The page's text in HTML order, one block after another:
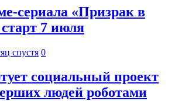
сериала «Призрак в
7 июля
спустя 0
социальный проект
людей роботами